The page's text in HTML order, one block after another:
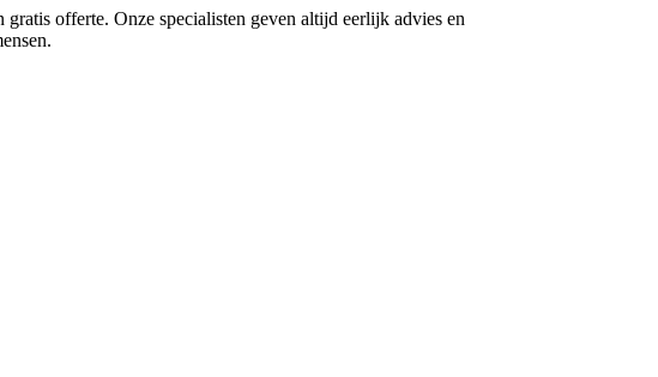
offerte. Onze specialisten geven altijd eerlijk advies en